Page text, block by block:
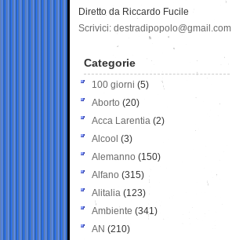
Diretto da Riccardo Fucile
Scrivici: destradipopolo@gmail.com
Categorie
100 giorni (5)
Aborto (20)
Acca Larentia (2)
Alcool (3)
Alemanno (150)
Alfano (315)
Alitalia (123)
Ambiente (341)
AN (210)